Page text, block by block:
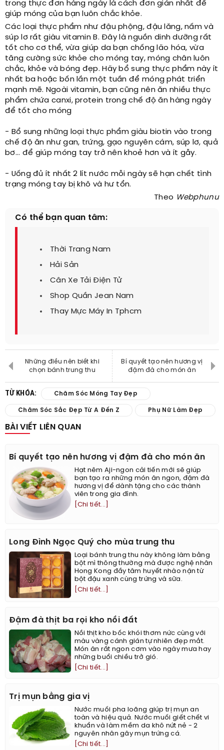
trong thực đơn hàng ngày là cách đơn giản nhất để
giúp móng của bạn luôn chắc khỏe.
Các loại thực phẩm như đậu phộng, đậu lăng, nấm và
súp lơ rất giàu vitamin B. Đây là nguồn dinh dưỡng rất
tốt cho cơ thể, vừa giúp da bạn chống lão hóa, vừa
tăng cường sức khỏe cho móng tay, móng chân luôn
chắc, khỏe và bóng đẹp. Hãy bổ sung thực phẩm này ít
nhất ba hoặc bốn lần một tuần để móng phát triển
mạnh mẽ. Ngoài vitamin, bạn cũng nên ăn nhiều thực
phẩm chứa canxi, protein trong chế độ ăn hàng ngày
để tốt cho móng
- Bổ sung những loại thực phẩm giàu biotin vào trong
chế độ ăn như gan, trứng, gạo nguyên cám, súp lơ, quả
bơ... để giúp móng tay trở nên khoẻ hơn và ít gẫy.
- Uống đủ ít nhất 2 lít nước mỗi ngày sẽ hạn chết tình
trạng móng tay bị khô và hư tổn.
Theo Webphunu
Có thể bạn quan tâm:
Thời Trang Nam
Hải Sản
Cân Xe Tải Điện Tử
Shop Quần Jean Nam
Thay Mực Máy In Tphcm
Những điều nên biết khi
chọn bánh trung thu
Bí quyết tạo nên hương vị
đậm đà cho món ăn
TỪ KHÓA: Chăm Sóc Móng Tay Đẹp
Chăm Sóc Sắc Đẹp Từ A Đến Z Phụ Nữ Làm Đẹp
BÀI VIẾT LIÊN QUAN
Bí quyết tạo nên hương vị đậm đà cho món ăn
Hạt nêm Aji-ngon cải tiến mới sẽ giúp
bạn tạo ra những món ăn ngon, đậm đà
hương vị để dành tặng cho các thành
viên trong gia đình.
[Chi tiết...]
Long Đình Ngọc Quý cho mùa trung thu
Loại bánh trung thu này không làm bằng
bột mì thông thường mà được nghệ nhân
Hong Kong đầy tâm huyết nhào nặn từ
bột đậu xanh cùng trứng và sữa.
[Chi tiết...]
Đậm đà thịt ba rọi kho nồi đất
Nồi thịt kho bốc khói thơm nức cùng với
màu vàng cánh gián tự nhiên đẹp mắt.
Món ăn rất ngon cơm vào ngày mưa hay
những buổi chiều trở gió.
[Chi tiết...]
Trị mụn bằng gia vị
Nước muối pha loãng giúp trị mụn an
toàn và hiệu quả. Nước muối giết chết vi
khuẩn và làm mềm da khô nứt nẻ - 2
nguyên nhân gây mụn trứng cá.
[Chi tiết...]